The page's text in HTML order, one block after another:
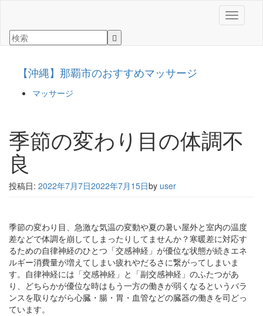
ナビゲ
【沖縄】那覇市のおすすめマッサージ
マッサージ
季節の変わり目の体調不
良
投稿日: 2022年7月7日2022年7月15日by user
季節の変わり目、急激な気温の変動や夏の暑い屋外と室内の温度
差などで体調を崩してしまったりしてませんか？寒暖差に対応す
るための自律神経のひとつ「交感神経」が優位な状態が続きエネ
ルギー消費量が増えてしまい疲れやだるさに繋がってしまいま
す。自律神経には「交感神経」と「副交感神経」のふたつがあ
り、どちらかが優位な時はもう一方の働きが弱くなるというバラ
ンスを取りながら心臓・腸・胃・血管などの臓器の働きを司どっ
ています。